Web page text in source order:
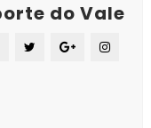
do Vale